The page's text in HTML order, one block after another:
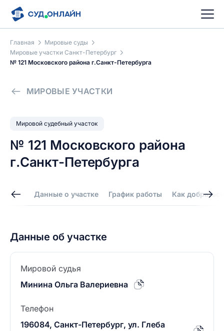
Главная
Мировые суды
Мировые участки Санкт-Петербург
№ 121 Московского района г.Санкт-Петербурга
МИРОВЫЕ УЧАСТКИ
Мировой судебный участок
№ 121 Московского района
г.Санкт-Петербурга
Данные о участке График работы Как добраться
Данные об участке
Мировой судья
Минина Ольга Валериевна
Телефон
196084, Санкт-Петербург, ул. Глеба